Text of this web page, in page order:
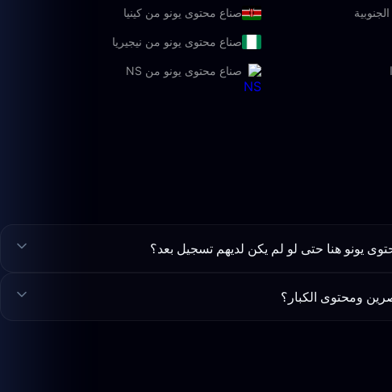
صناع محتوى يونو من كينيا
صناع محتوى يونو من نيجيريا
صناع محتوى يونو من NS
يونو هنا حتى لو لم يكن لديهم تسجيل بعد؟
ومحتوى الكبار؟